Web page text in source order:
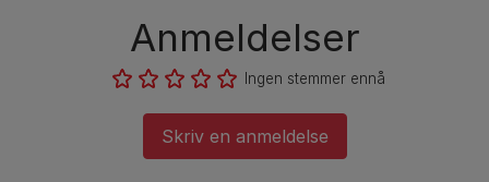
Anmeldelser
Ingen stemmer ennå
Skriv en anmeldelse